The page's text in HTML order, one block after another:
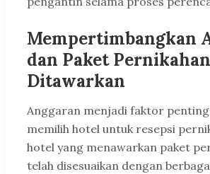
Mempertimbangkan
dan Paket
Ditawarkan
Anggaran menjadi faktor
memilih hotel untuk resepsi
hotel yang menawarkan paket
telah disesuaikan dengan